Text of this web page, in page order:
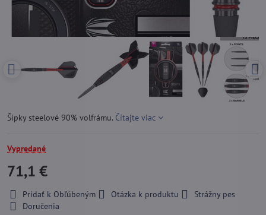
Šípky steelové 90% volfrámu. Čítajte viac
Vypredané
71,1 €
Pridať k Obľúbeným Otázka k produktu
Strážny pes
Doručenia